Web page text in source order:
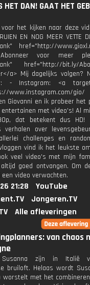
HET DAN! GAAT HET
het kijken naar deze
EN NOG MEER VETTE
href="http://
voor meer
href="http://bit.ly/
a> Mij dagelijks volgen?
- Instagram: <a
www.instagram.com/
Giovanni en ik probeer het
entertainen met video's! Al
dat betekent dus HD!
over
challenges en
vind ik het leukste
veel video's met mijn
goed ontvangen. Om
een video verwachten.
21:28
YouTube
Jongeren.TV
Alle afleveringen
van chaos
zijn in Italië
bruiloft. Helaas wordt
worstelt met het